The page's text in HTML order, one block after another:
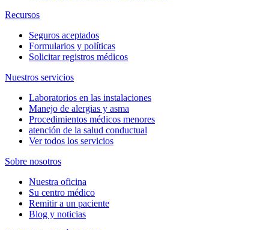
Recursos
Seguros aceptados
Formularios y políticas
Solicitar registros médicos
Nuestros servicios
Laboratorios en las instalaciones
Manejo de alergias y asma
Procedimientos médicos menores
atención de la salud conductual
Ver todos los servicios
Sobre nosotros
Nuestra oficina
Su centro médico
Remitir a un paciente
Blog y noticias